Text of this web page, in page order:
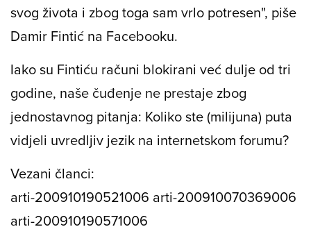
svog života i zbog toga sam vrlo potresen", piše
Damir Fintić na Facebooku.
Iako su Fintiću računi blokirani već dulje od tri
godine, naše čuđenje ne prestaje zbog
jednostavnog pitanja: Koliko ste (milijuna) puta
vidjeli uvredljiv jezik na internetskom forumu?
Vezani članci:
arti-200910190521006 arti-200910070369006
arti-200910190571006